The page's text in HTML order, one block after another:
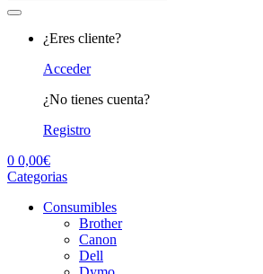
¿Eres cliente?
Acceder
¿No tienes cuenta?
Registro
0 0,00€
Categorias
Consumibles
Brother
Canon
Dell